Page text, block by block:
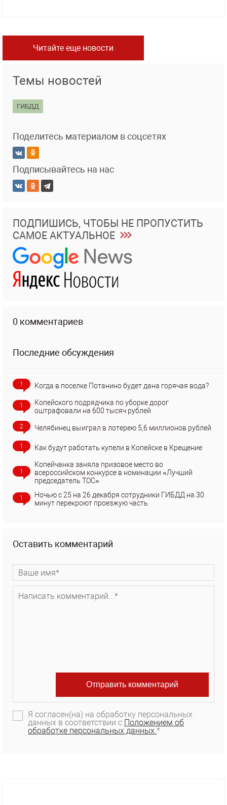
Читайте еще новости
Темы новостей
ГИБДД
Поделитесь материалом в соцсетях
Подписывайтесь на нас
ПОДПИШИСЬ, ЧТОБЫ НЕ ПРОПУСТИТЬ
САМОЕ АКТУАЛЬНОЕ
0 комментариев
Последние обсуждения
1 Когда в поселке Потанино будет дана горячая вода?
1
Копейского подрядчика по уборке дорог
оштрафовали на 600 тысяч рублей
2 Челябинец выиграл в лотерею 5,6 миллионов рублей
1 Как будут работать купели в Копейске в Крещение
1
Копейчанка заняла призовое место во
всероссийском конкурсе в номинации «Лучший
председатель ТОС»
1
Ночью с 25 на 26 декабря сотрудники ГИБДД на 30
минут перекроют проезжую часть
Оставить комментарий
Я согласен(на) на обработку персональных
данных в соответствии с Положением об
обработке персональных данных.*